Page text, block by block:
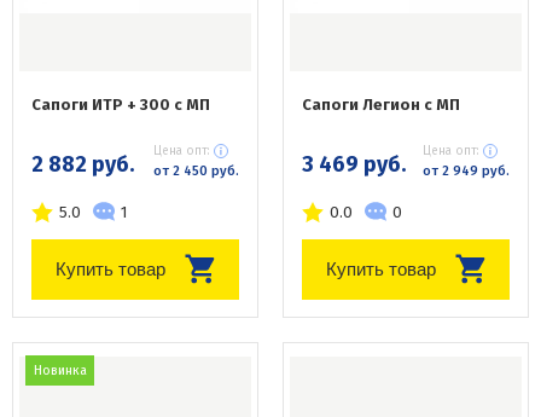
Сапоги ИТР + 300 с МП
2 882 руб. Цена опт:
от 2 450 руб.
5.0 1
Купить товар
Сапоги Легион с МП
3 469 руб. Цена опт:
от 2 949 руб.
0.0 0
Купить товар
Новинка